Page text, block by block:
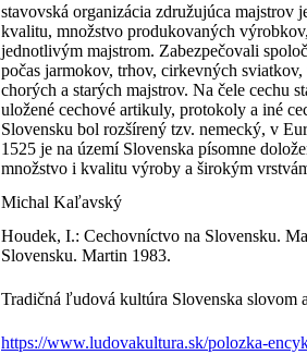
stavovská organizácia združujúca majstrov
kvalitu, množstvo produkovaných
jednotlivým majstrom. Zabezpečovali
počas jarmokov, trhov, cirkevných
chorých a starých majstrov. Na čele cechu
uložené cechové artikuly, protokoly a iné
Slovensku bol rozšírený tzv. nemecký, v
1525 je na území Slovenska písomne
množstvo i kvalitu výroby a širokým
Michal Kaľavský
Houdek, I.: Cechovníctvo na Slovensku.
Slovensku. Martin 1983.
Tradičná ľudová kultúra Slovenska slovom
https://www.ludovakultura.sk/polozka-